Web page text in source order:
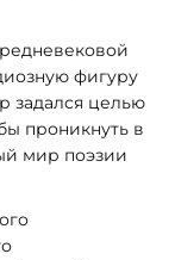
фигуру
задался целью
проникнуть в
мир поэзии